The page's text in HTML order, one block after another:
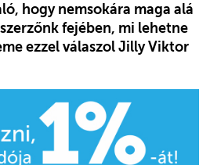
hogy nemsokára maga alá
fejében, mi lehetne
ezzel válaszol Jilly Viktor